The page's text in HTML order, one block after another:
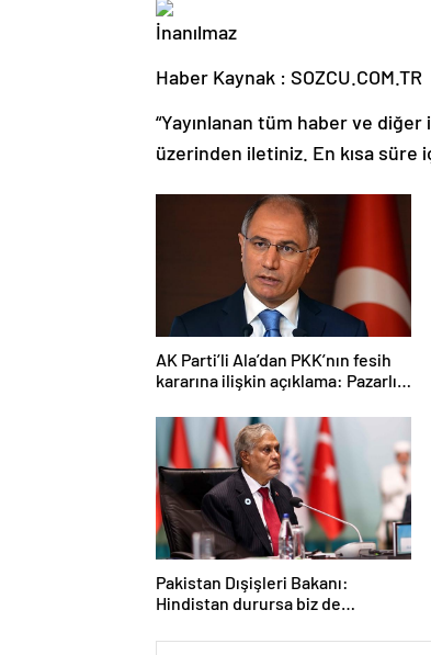
Haber Kaynak : SOZCU.COM.TR
“Yayınlanan tüm haber ve
üzerinden iletiniz. En kısa süre
AK Parti’li Ala’dan PKK’nın fesih
kararına ilişkin açıklama: Pazarlık
Pakistan Dışişleri Bakanı:
Hindistan durursa biz de